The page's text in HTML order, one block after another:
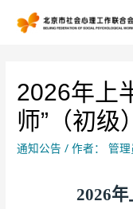
2026年上
师”（初级
通知公告 / 作者： 管
2026年